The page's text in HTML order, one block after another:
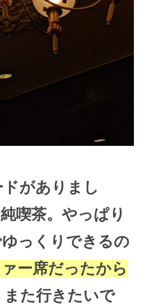
がありまし
茶。やっぱり
っくりできるの
ー席だったから
また行きたいで